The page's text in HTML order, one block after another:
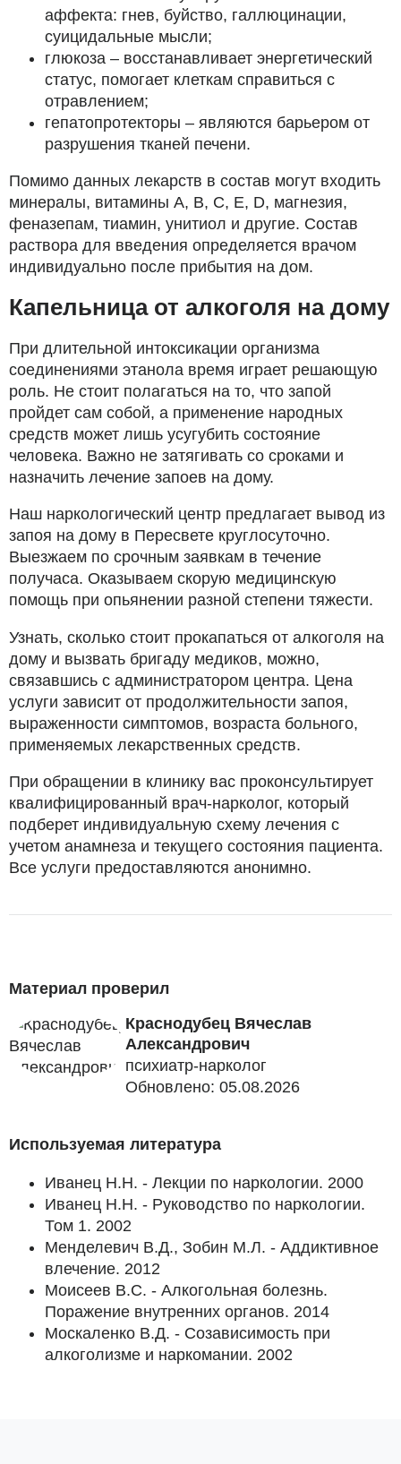
аффекта: гнев, буйство, галлюцинации,
суицидальные мысли;
глюкоза – восстанавливает энергетический
статус, помогает клеткам справиться с
отравлением;
гепатопротекторы – являются барьером от
разрушения тканей печени.
Помимо данных лекарств в состав могут входить
минералы, витамины А, В, С, Е, D, магнезия,
феназепам, тиамин, унитиол и другие. Состав
раствора для введения определяется врачом
индивидуально после прибытия на дом.
Капельница от алкоголя на дому
При длительной интоксикации организма
соединениями этанола время играет решающую
роль. Не стоит полагаться на то, что запой
пройдет сам собой, а применение народных
средств может лишь усугубить состояние
человека. Важно не затягивать со сроками и
назначить лечение запоев на дому.
Наш наркологический центр предлагает вывод из
запоя на дому в Пересвете круглосуточно.
Выезжаем по срочным заявкам в течение
получаса. Оказываем скорую медицинскую
помощь при опьянении разной степени тяжести.
Узнать, сколько стоит прокапаться от алкоголя на
дому и вызвать бригаду медиков, можно,
связавшись с администратором центра. Цена
услуги зависит от продолжительности запоя,
выраженности симптомов, возраста больного,
применяемых лекарственных средств.
При обращении в клинику вас проконсультирует
квалифицированный врач-нарколог, который
подберет индивидуальную схему лечения с
учетом анамнеза и текущего состояния пациента.
Все услуги предоставляются анонимно.
Материал проверил
Краснодубец Вячеслав
Александрович
психиатр-нарколог
Обновлено: 05.08.2026
Используемая литература
Иванец Н.Н. - Лекции по наркологии. 2000
Иванец Н.Н. - Руководство по наркологии.
Том 1. 2002
Менделевич В.Д., Зобин М.Л. - Аддиктивное
влечение. 2012
Моисеев В.С. - Алкогольная болезнь.
Поражение внутренних органов. 2014
Москаленко В.Д. - Созависимость при
алкоголизме и наркомании. 2002